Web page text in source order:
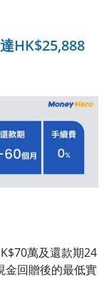
HK$25,888
萬及還款期24
金回贈後的最低實